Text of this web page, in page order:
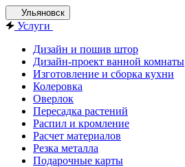
Ульяновск
Услуги
Дизайн и пошив штор
Дизайн-проект ванной комнаты
Изготовление и сборка кухни
Колеровка
Оверлок
Пересадка растений
Распил и кромление
Расчет материалов
Резка металла
Подарочные карты